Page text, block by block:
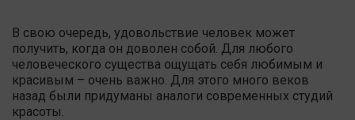
В свою очередь, удовольствие человек может
получить, когда он доволен собой. Для любого
человеческого существа ощущать себя любимым и
красивым – очень важно. Для этого много веков
назад были придуманы аналоги современных студий
красоты.